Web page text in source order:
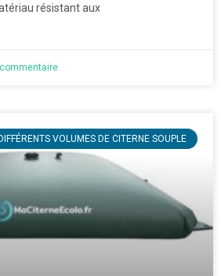
résistant aux
VOLUMES DE CITERNE SOUPLE